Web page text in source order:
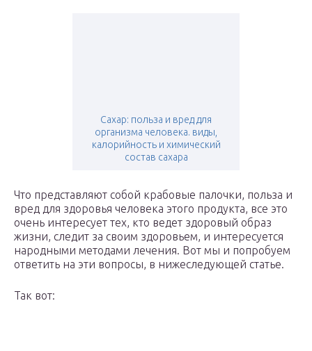
Сахар: польза и вред для
организма человека. виды,
калорийность и химический
состав сахара
Что представляют собой крабовые палочки, польза и
вред для здоровья человека этого продукта, все это
очень интересует тех, кто ведет здоровый образ
жизни, следит за своим здоровьем, и интересуется
народными методами лечения. Вот мы и попробуем
ответить на эти вопросы, в нижеследующей статье.
Так вот: